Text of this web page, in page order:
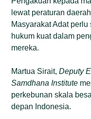
lewat peraturan
Masyarakat Adat
hukum kuat dalam
mereka.
Martua Sirait,Deputy
Samdhana Institute
perkebunan skala
depan Indonesia.